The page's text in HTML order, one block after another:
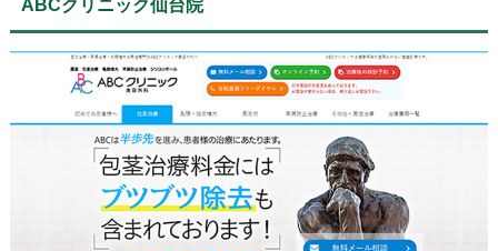
ABCクリニック仙台院